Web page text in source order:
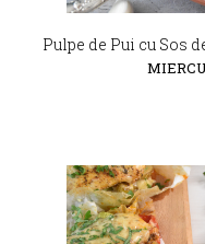
Pulpe de Pui cu Sos